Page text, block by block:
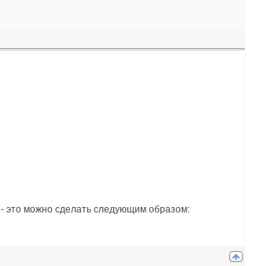
- это можно сделать следующим образом: